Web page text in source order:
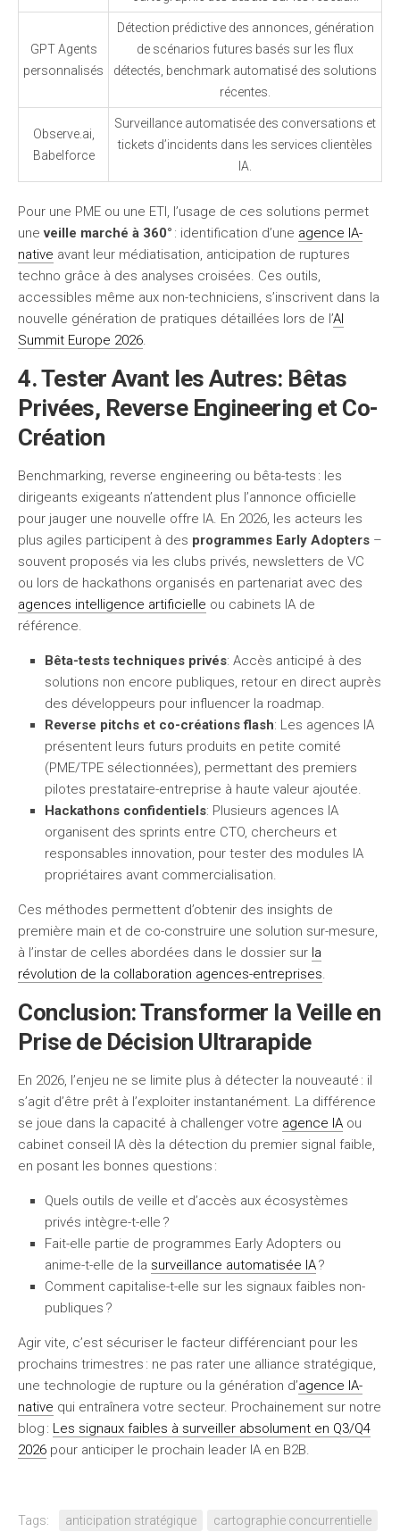
GPT Agents
personnalisés
Détection prédictive des annonces, génération
de scénarios futures basés sur les flux
détectés, benchmark automatisé des solutions
récentes.
Observe.ai,
Babelforce
Surveillance automatisée des conversations et
tickets d’incidents dans les services clientèles
IA.
Pour une PME ou une ETI, l’usage de ces solutions permet
uneveille marché à 360° : identification d’une agence IA-
native avant leur médiatisation, anticipation de ruptures
techno grâce à des analyses croisées. Ces outils,
accessibles même aux non-techniciens, s’inscrivent dans la
nouvelle génération de pratiques détaillées lors de l’AI
Summit Europe 2026.
4. Tester Avant les Autres: Bêtas
Privées, Reverse Engineering et Co-
Création
Benchmarking, reverse engineering ou bêta-tests : les
dirigeants exigeants n’attendent plus l’annonce officielle
pour jauger une nouvelle offre IA. En 2026, les acteurs les
plus agiles participent à des programmes Early Adopters –
souvent proposés via les clubs privés, newsletters de VC
ou lors de hackathons organisés en partenariat avec des
agences intelligence artificielle ou cabinets IA de
référence.
Bêta-tests techniques privés: Accès anticipé à des
solutions non encore publiques, retour en direct auprès
des développeurs pour influencer la roadmap.
Reverse pitchs et co-créations flash: Les agences IA
présentent leurs futurs produits en petite comité
(PME/TPE sélectionnées), permettant des premiers
pilotes prestataire-entreprise à haute valeur ajoutée.
Hackathons confidentiels: Plusieurs agences IA
organisent des sprints entre CTO, chercheurs et
responsables innovation, pour tester des modules IA
propriétaires avant commercialisation.
Ces méthodes permettent d’obtenir des insights de
première main et de co-construire une solution sur-mesure,
à l’instar de celles abordées dans le dossier sur la
révolution de la collaboration agences-entreprises.
Conclusion: Transformer la Veille en
Prise de Décision Ultrarapide
En 2026, l’enjeu ne se limite plus à détecter la nouveauté : il
s’agit d’être prêt à l’exploiter instantanément. La différence
se joue dans la capacité à challenger votre agence IA ou
cabinet conseil IA dès la détection du premier signal faible,
en posant les bonnes questions :
Quels outils de veille et d’accès aux écosystèmes
privés intègre-t-elle ?
Fait-elle partie de programmes Early Adopters ou
anime-t-elle de la surveillance automatisée IA?
Comment capitalise-t-elle sur les signaux faibles non-
publiques ?
Agir vite, c’est sécuriser le facteur différenciant pour les
prochains trimestres : ne pas rater une alliance stratégique,
une technologie de rupture ou la génération d’agence IA-
native qui entraînera votre secteur. Prochainement sur notre
blog : Les signaux faibles à surveiller absolument en Q3/Q4
2026 pour anticiper le prochain leader IA en B2B.
Tags: anticipation stratégique cartographie concurrentielle